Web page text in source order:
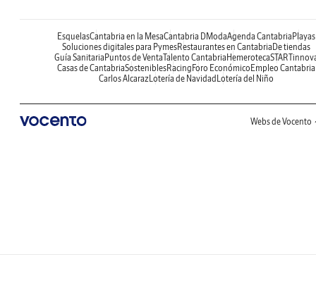
EsquelasCantabria en la MesaCantabria DModaAgenda CantabriaPlayas
Soluciones digitales para PymesRestaurantes en CantabriaDe tiendas
Guía SanitariaPuntos de VentaTalento CantabriaHemeroteca
Casas de CantabriaSosteniblesRacingForo EconómicoEmpleo Cantabria
Carlos AlcarazLotería de NavidadLotería del Niño
Webs de Vocento